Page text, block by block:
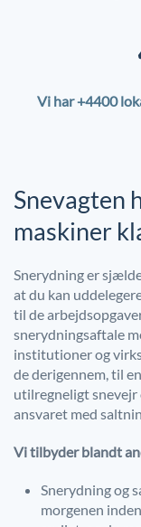
Vi har +4400
Snevagten
maskiner
Snerydning er
at du kan
til de
snerydningsaftale
institutioner og
de derigennem, til
utilregneligt snevejr
ansvaret med
Vi tilbyder blandt
Snerydning og
morgenen